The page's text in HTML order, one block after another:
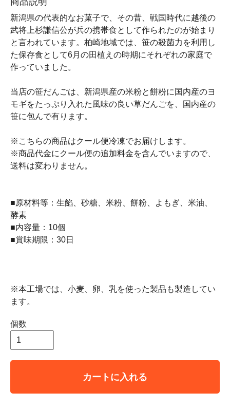
新潟県の代表的なお菓子で、その昔、戦国時代に越後の
武将上杉謙信公が兵の携帯食として作られたのが始まり
と言われています。柏崎地域では、笹の殺菌力を利用し
た保存食として6月の田植えの時期にそれぞれの家庭で
作っていました。
当店の笹だんごは、新潟県産の米粉と餅粉に国内産のヨ
モギをたっぷり入れた風味の良い草だんごを、国内産の
笹に包んで有ります。
※こちらの商品はクール便冷凍でお届けします。
※商品代金にクール便の追加料金を含んでいますので、
送料は変わりません。
■原材料等：生餡、砂糖、米粉、餅粉、よもぎ、米油、
酵素
■内容量：10個
■賞味期限：30日
※本工場では、小麦、卵、乳を使った製品も製造してい
ます。
個数
カートに入れる